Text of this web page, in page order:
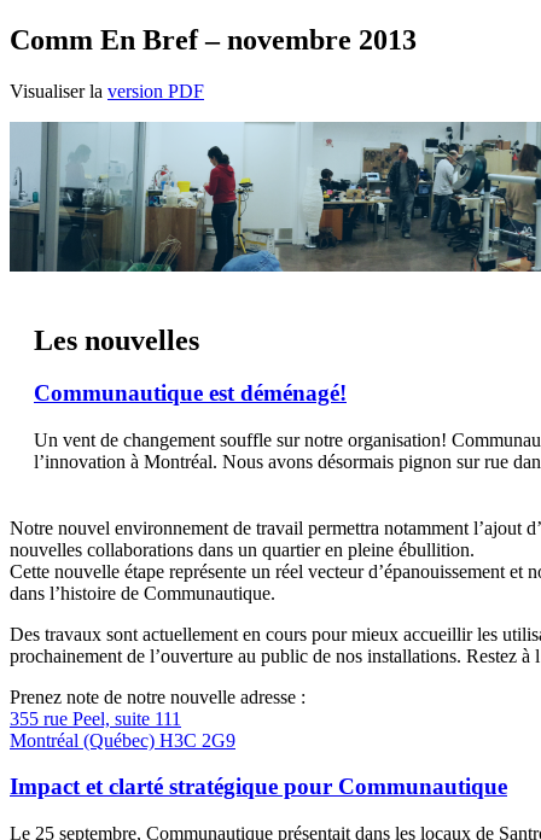
Comm En Bref – novembre 2013
Visualiser la version PDF
Les nouvelles
Communautique est déménagé!
Un vent de changement souffle sur notre organisation!
l’innovation à Montréal. Nous avons désormais pignon sur rue
Notre nouvel environnement de travail permettra notamment l’ajout
nouvelles collaborations dans un quartier en pleine ébullition.
Cette nouvelle étape représente un réel vecteur d’épanouissement
dans l’histoire de Communautique.
Des travaux sont actuellement en cours pour mieux accueillir les
prochainement de l’ouverture au public de nos installations. Restez à
Prenez note de notre nouvelle adresse :
355 rue Peel, suite 111
Montréal (Québec) H3C 2G9
Impact et clarté stratégique pour Communautique
Le 25 septembre, Communautique présentait dans les locaux de